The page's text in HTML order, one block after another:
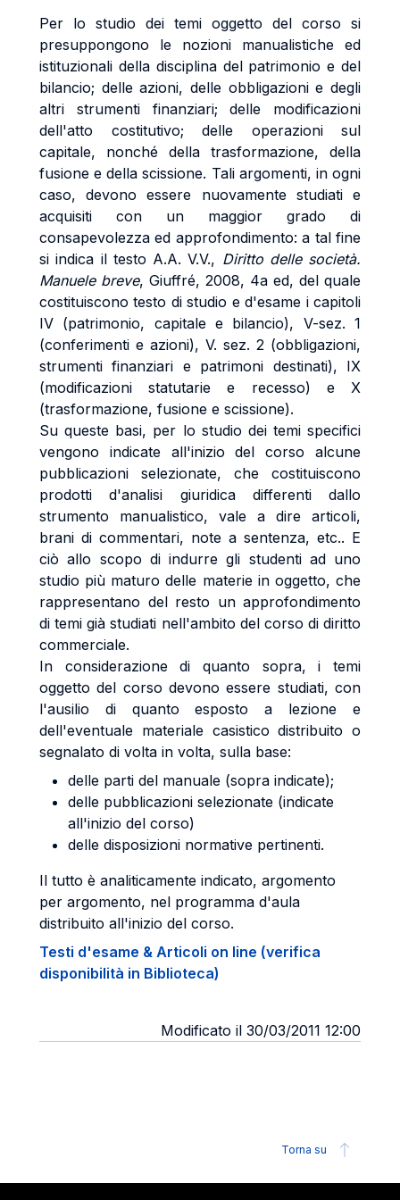
Per lo studio dei temi oggetto del corso si
presuppongono le nozioni manualistiche ed
istituzionali della disciplina del patrimonio e del
bilancio; delle azioni, delle obbligazioni e degli
altri strumenti finanziari; delle modificazioni
dell'atto costitutivo; delle operazioni sul
capitale, nonché della trasformazione, della
fusione e della scissione. Tali argomenti, in ogni
caso, devono essere nuovamente studiati e
acquisiti con un maggior grado di
consapevolezza ed approfondimento: a tal fine
si indica il testo A.A. V.V., Diritto delle società.
Manuele breve, Giuffré, 2008, 4a ed, del quale
costituiscono testo di studio e d'esame i capitoli
IV (patrimonio, capitale e bilancio), V-sez. 1
(conferimenti e azioni), V. sez. 2 (obbligazioni,
strumenti finanziari e patrimoni destinati), IX
(modificazioni statutarie e recesso) e X
(trasformazione, fusione e scissione).
Su queste basi, per lo studio dei temi specifici
vengono indicate all'inizio del corso alcune
pubblicazioni selezionate, che costituiscono
prodotti d'analisi giuridica differenti dallo
strumento manualistico, vale a dire articoli,
brani di commentari, note a sentenza, etc.. E
ciò allo scopo di indurre gli studenti ad uno
studio più maturo delle materie in oggetto, che
rappresentano del resto un approfondimento
di temi già studiati nell'ambito del corso di diritto
commerciale.
In considerazione di quanto sopra, i temi
oggetto del corso devono essere studiati, con
l'ausilio di quanto esposto a lezione e
dell'eventuale materiale casistico distribuito o
segnalato di volta in volta, sulla base:
delle parti del manuale (sopra indicate);
delle pubblicazioni selezionate (indicate
all'inizio del corso)
delle disposizioni normative pertinenti.
Il tutto è analiticamente indicato, argomento
per argomento, nel programma d'aula
distribuito all'inizio del corso.
Testi d'esame & Articoli on line (verifica
disponibilità in Biblioteca)
Modificato il 30/03/2011 12:00
Torna su